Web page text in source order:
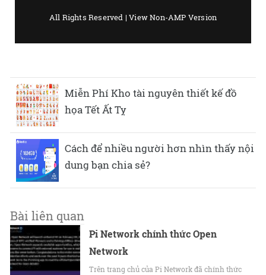
Miễn Phí Kho tài nguyên thiết kế đồ
họa Tết Ất Tỵ
Cách để nhiều người hơn nhìn thấy nội
dung bạn chia sẻ?
Bài liên quan
Pi Network chính thức Open
Network
Trên trang chủ của Pi Network đã chính thức